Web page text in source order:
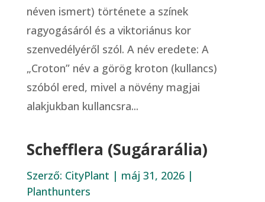
néven ismert) története a színek
ragyogásáról és a viktoriánus kor
szenvedélyéről szól. A név eredete: A
„Croton” név a görög kroton (kullancs)
szóból ered, mivel a növény magjai
alakjukban kullancsra...
Schefflera (Sugárarália)
Szerző: CityPlant | máj 31, 2026|
Planthunters